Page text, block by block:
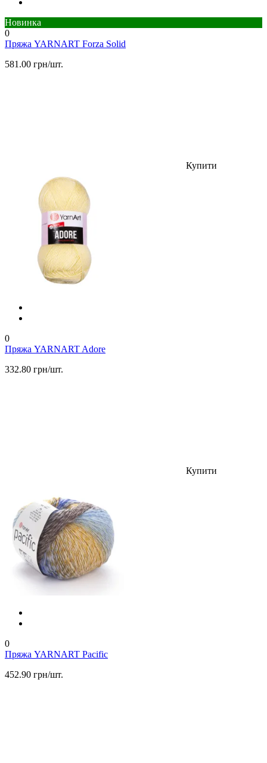
Новинка
0
Пряжа YARNART Forza Solid
581.00 грн/шт.
Купити
0
Пряжа YARNART Adore
332.80 грн/шт.
Купити
0
Пряжа YARNART Pacific
452.90 грн/шт.